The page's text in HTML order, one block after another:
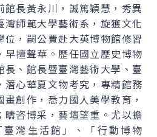
長黃永川，誠篤穎慧，秀異
師範大學藝術系，旋獲文化
位，嗣公費赴大英博物館修習
早擅聲華。歷任國立歷史博物
、館長暨臺灣藝術大學、臺
潛心華夏文物考究，專精館務
創作，悉力國人美學教育，
疇咨博采，藝壇望重。尤以擔
灣生活館」、「行動博物